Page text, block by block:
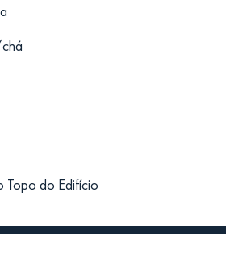
Topo do Edifício